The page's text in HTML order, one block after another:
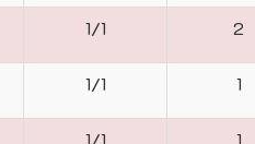
1/1 2
1/1 1
1/1 1